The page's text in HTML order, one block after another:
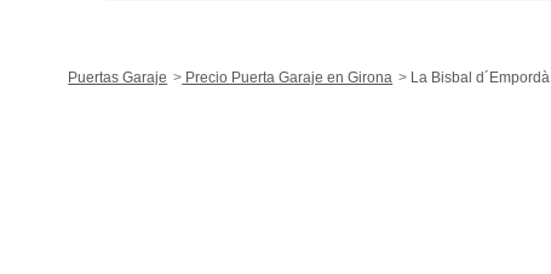
Puertas Garaje Precio Puerta Garaje en Girona La Bisbal d´Empordà